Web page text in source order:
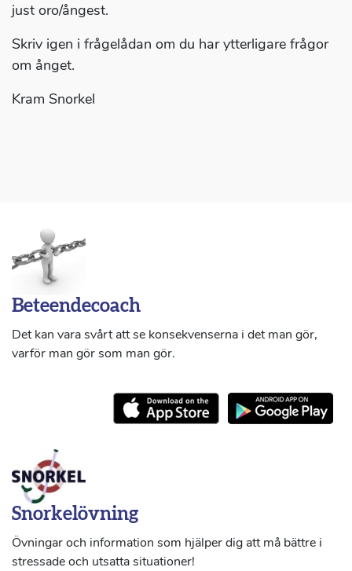
just oro/ångest.
Skriv igen i frågelådan om du har ytterligare frågor
om ånget.
Kram Snorkel
Beteendecoach
Det kan vara svårt att se konsekvenserna i det man gör,
varför man gör som man gör.
Snorkelövning
Övningar och information som hjälper dig att må bättre i
stressade och utsatta situationer!